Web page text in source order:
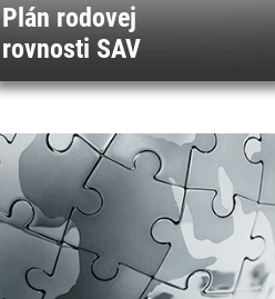
Plán rodovej
rovnosti SAV